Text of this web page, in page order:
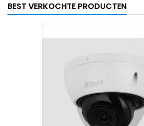
BEST VERKOCHTE PRODUCTEN